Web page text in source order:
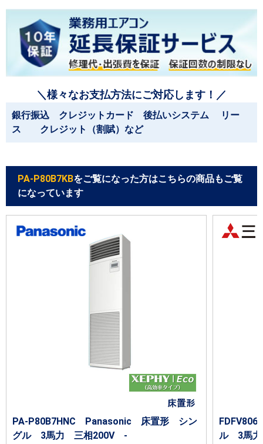
＼様々なお支払方法にご対応します！／
銀行振込 クレジットカード 後払いシステム リー
ス クレジット（割賦）など
PA-P80B7KBをご覧になった方はこちらの商品もご覧
になっています
PA-P80B7HNC Panasonic 床置形 シン
グル 3馬力 三相200V -
ル 3馬